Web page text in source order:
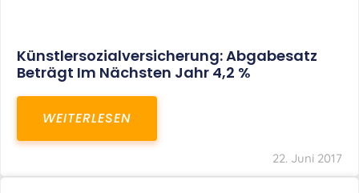
Künstlersozialversicherung: Abgabesatz
Beträgt Im Nächsten Jahr 4,2 %
WEITERLESEN
22. Juni 2017